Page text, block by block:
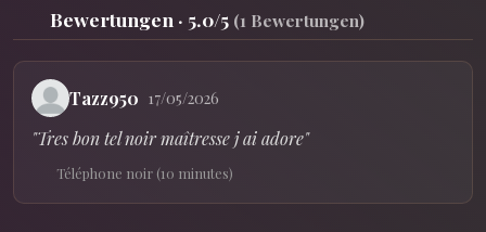
Mein Konto ist im Aufbau, notiere meinen Namen, um bald
eine Welt zu entdecken, die aus Sinnlichkeit, Hämmern
und Fetischen aller Art besteht.
Wir sehen uns sehr bald.
Bewertungen · 5.0/5 (1 Bewertungen)
Tazz950 17/05/2026
"Tres bon tel noir maîtresse j ai adore"
Téléphone noir (10 minutes)